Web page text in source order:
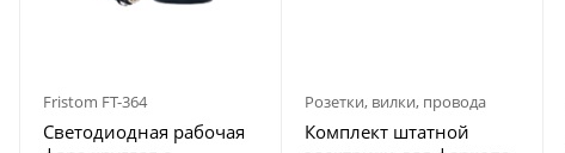
Fristom FT-364
Светодиодная рабочая
Розетки, вилки, провода
Комплект штатной